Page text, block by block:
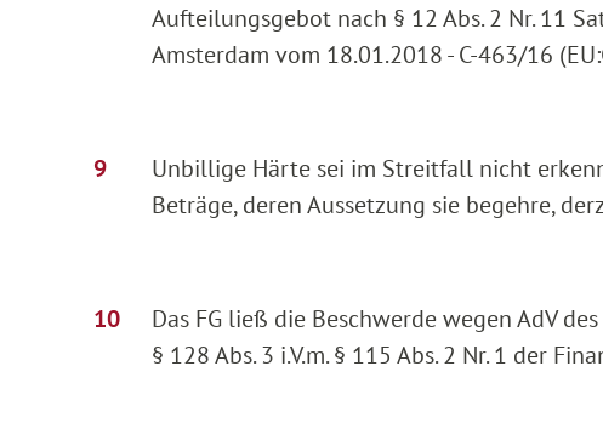
Aufteilungsgebot nach § 12 Abs. 2 Nr. 11
Amsterdam vom 18.01.2018 - C-463/16
Unbillige Härte sei im Streitfall nicht
Beträge, deren Aussetzung sie begehre,
Das FG ließ die Beschwerde wegen AdV
§ 128 Abs. 3 i.V.m. § 115 Abs. 2 Nr. 1 der